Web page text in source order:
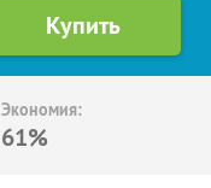
Экономия:
61%